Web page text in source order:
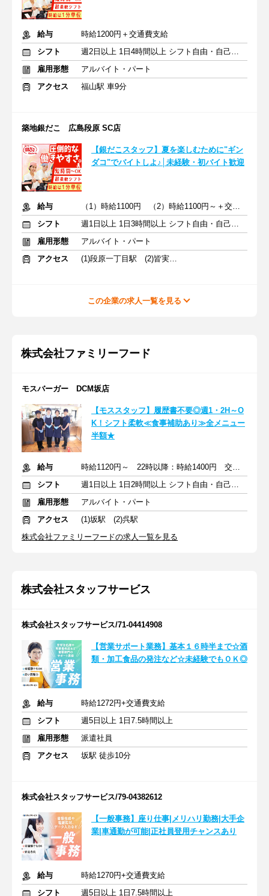
給与
時給1200円＋交通費支給
シフト
週2日以上 1日4時間以上 シフト自由・自己申告
雇用形態
アルバイト・パート
アクセス
福山駅 車9分
築地銀だこ 広島段原 SC店
【銀だこスタッフ】夏を楽しむために"ギン
ダコ"でバイトしよ♪│未経験・初バイト歓迎
給与
（1）時給1100円 （2）時給1100円～＋交通費支給
シフト
週1日以上 1日3時間以上 シフト自由・自己申告
雇用形態
アルバイト・パート
アクセス
(1)段原一丁目駅 (2)皆実町二丁目駅
この企業の求人一覧を見る
株式会社ファミリーフード
モスバーガー DCM坂店
【モススタッフ】履歴書不要◎週1・2H～O
K！シフト柔軟≪食事補助あり≫全メニュー
半額★
給与
時給1120円～ 22時以降：時給1400円 交通費支給
シフト
週1日以上 1日2時間以上 シフト自由・自己申告
雇用形態
アルバイト・パート
アクセス
(1)坂駅 (2)呉駅
株式会社ファミリーフードの求人一覧を見る
株式会社スタッフサービス
株式会社スタッフサービス/71-04414908
【営業サポート業務】基本１６時半まで☆酒
類・加工食品の発注など☆未経験でもＯＫ◎
給与
時給1272円+交通費支給
シフト
週5日以上 1日7.5時間以上
雇用形態
派遣社員
アクセス
坂駅 徒歩10分
株式会社スタッフサービス/79-04382612
【一般事務】座り仕事|メリハリ勤務|大手企
業|車通勤が可能|正社員登用チャンスあり
給与
時給1270円+交通費支給
シフト
週5日以上 1日7.5時間以上